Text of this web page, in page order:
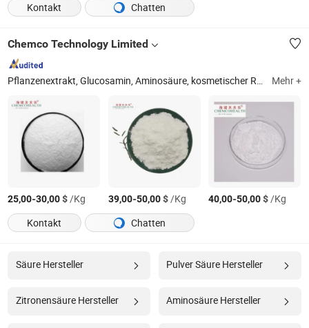
Kontakt
Chatten
Chemco Technology Limited
Pflanzenextrakt, Glucosamin, Aminosäure, kosmetischer Rohstoff, Lebensmittelzusatzstoffe, Probiotika, Rohstoff für Nahrungsergänzungsmittel Mehr +
25,00-30,00$/Kg 39,00-50,00$/Kg 40,00-50,00$/Kg
Kontakt
Chatten
Säure Hersteller Pulver Säure Hersteller
Zitronensäure Hersteller Aminosäure Hersteller